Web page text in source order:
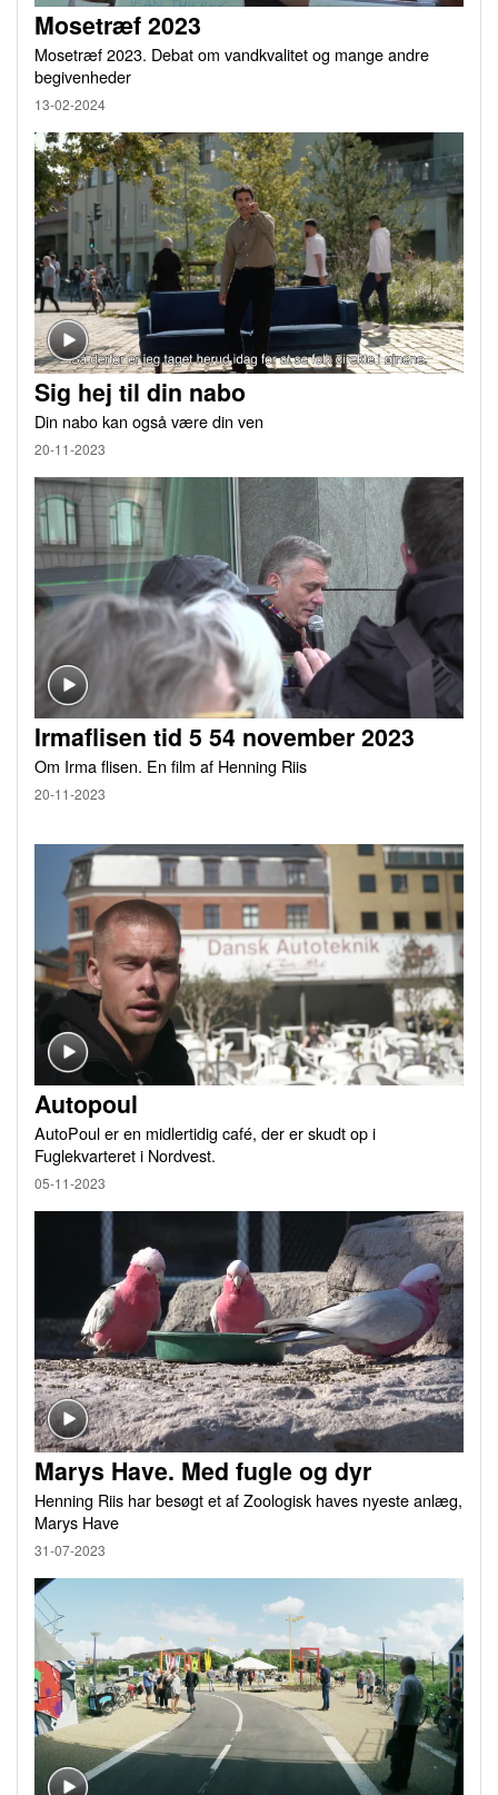
Mosetræf 2023
Mosetræf 2023. Debat om vandkvalitet og mange andre
begivenheder
13-02-2024
Sig hej til din nabo
Din nabo kan også være din ven
20-11-2023
Irmaflisen tid 5 54 november 2023
Om Irma flisen. En film af Henning Riis
20-11-2023
Autopoul
AutoPoul er en midlertidig café, der er skudt op i
Fuglekvarteret i Nordvest.
05-11-2023
Marys Have. Med fugle og dyr
Henning Riis har besøgt et af Zoologisk haves nyeste anlæg,
Marys Have
31-07-2023